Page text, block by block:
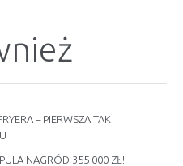
– PIERWSZA TAK
NAGRÓD 355 000 ZŁ!